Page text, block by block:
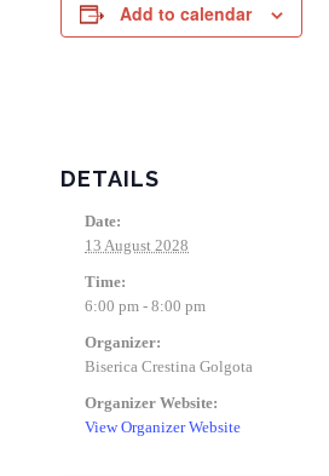
Add to calendar
DETAILS
Date:
13 August 2028
Time:
6:00 pm - 8:00 pm
Organizer:
Biserica Crestina Golgota
Organizer Website:
View Organizer Website